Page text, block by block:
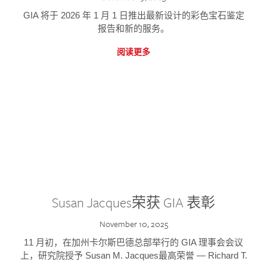
GIA 将于 2026 年 1 月 1 日推出最新设计的彩色宝石鉴定
报告和新的服务。
阅读更多
Susan Jacques荣获 GIA 表彰
November 10, 2025
11 月初，在加州卡尔斯巴德总部举行的 GIA 理事会会议
上，研究院授予 Susan M. Jacques最高荣誉 — Richard T.